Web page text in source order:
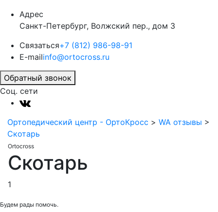
Адрес
Санкт-Петербург, Волжский пер., дом 3
Связаться+7 (812) 986-98-91
E-mailinfo@ortocross.ru
Обратный звонок
Соц. сети
Ортопедический центр - ОртоКросс > WA отзывы >
Скотарь
Ortocross
Скотарь
1
Будем рады помочь.